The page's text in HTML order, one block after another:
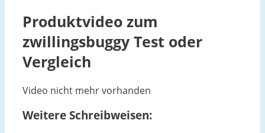
Produktvideo zum
zwillingsbuggy Test oder
Vergleich
Video nicht mehr vorhanden
Weitere Schreibweisen: